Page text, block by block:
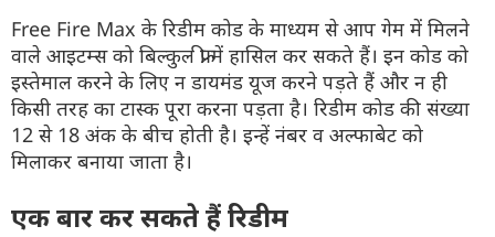
Free Fire Max के रिडीम कोड के माध्यम से आप गेम में मिलने
वाले आइटम्स को बिल्कुल फ्री में हासिल कर सकते हैं। इन कोड को
इस्तेमाल करने के लिए न डायमंड यूज करने पड़ते हैं और न ही
किसी तरह का टास्क पूरा करना पड़ता है। रिडीम कोड की संख्या
12 से 18 अंक के बीच होती है। इन्हें नंबर व अल्फाबेट को
मिलाकर बनाया जाता है।
एक बार कर सकते हैं रिडीम